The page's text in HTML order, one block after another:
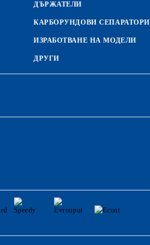
ДЪРЖАТЕЛИ
КАРБОРУНДОВИ СЕПАРАТОРИ
ИЗРАБОТВАНЕ НА МОДЕЛИ
ДРУГИ